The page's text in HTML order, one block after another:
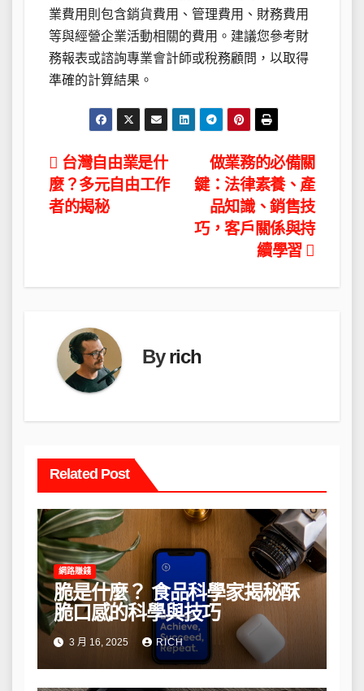
業費用則包含銷貨費用、管理費用、財務費用
等與經營企業活動相關的費用。建議您參考財
務報表或諮詢專業會計師或稅務顧問，以取得
準確的計算結果。
文
章
做業務的必備關
鍵：法律素養、產
品知識、銷售技
巧，客戶關係與持
續學習
台灣自由業是什
麼？多元自由工作
者的揭秘
Byrich
Related Post
網路賺錢
脆是什麼？ 食品科學家揭秘酥
脆口感的科學與技巧
3 月 16, 2025 RICH